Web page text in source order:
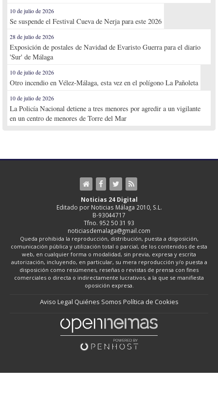
10 de julio de 2026
Se suspende el Festival Cueva de Nerja para este 2026
28 de julio de 2026
Exposición de postales de Navidad de Evaristo Guerra para el diario
'Sur' de Málaga
10 de julio de 2026
Otro incendio en Vélez-Málaga, esta vez en el polígono La Pañoleta
10 de julio de 2026
La Policía Nacional detiene a tres menores por agredir a un vigilante
en un centro de menores de Torre del Mar
Noticias 24 Digital
Editado por Noticias Málaga 2010, S.L.
B-93044717
Tfno. 952 50 31 93
noticiasdemalaga@gmail.com
Queda prohibida la reproducción, distribución, puesta a disposición,
comunicación pública y utilización total o parcial, de los contenidos de esta
web, en cualquier forma o modalidad, sin previa, expresa y escrita
autorización, incluyendo, en particular, su mera reproducción y/o puesta a
disposición como resúmenes, reseñas o revistas de prensa con fines
comerciales o directa o indirectamente lucrativos, a la que se manifiesta
oposición expresa.
Aviso Legal Quiénes Somos Política de Cookies